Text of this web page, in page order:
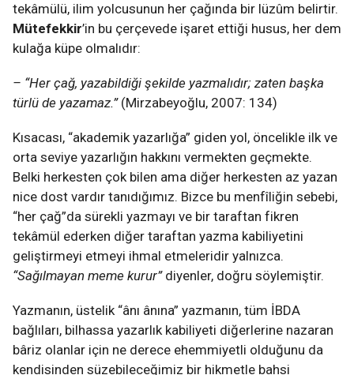
tekâmülü, ilim yolcusunun her çağında bir lüzûm belirtir.
Mütefekkir’in bu çerçevede işaret ettiği husus, her dem
kulağa küpe olmalıdır:
– “Her çağ, yazabildiği şekilde yazmalıdır; zaten başka
türlü de yazamaz.”(Mirzabeyoğlu, 2007: 134)
Kısacası, “akademik yazarlığa” giden yol, öncelikle ilk ve
orta seviye yazarlığın hakkını vermekten geçmekte.
Belki herkesten çok bilen ama diğer herkesten az yazan
nice dost vardır tanıdığımız. Bizce bu menfîliğin sebebi,
“her çağ”da sürekli yazmayı ve bir taraftan fikren
tekâmül ederken diğer taraftan yazma kabiliyetini
geliştirmeyi etmeyi ihmal etmeleridir yalnızca.
“Sağılmayan meme kurur”diyenler, doğru söylemiştir.
Yazmanın, üstelik “ânı ânına” yazmanın, tüm İBDA
bağlıları, bilhassa yazarlık kabiliyeti diğerlerine nazaran
bâriz olanlar için ne derece ehemmiyetli olduğunu da
kendisinden süzebileceğimiz bir hikmetle bahsi